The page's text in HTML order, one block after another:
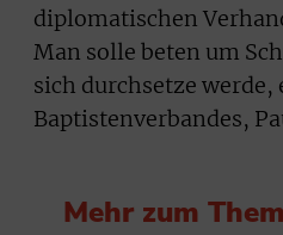
diplomatischen
Man solle beten um
sich durchsetze
Baptistenverbandes,
Mehr zum